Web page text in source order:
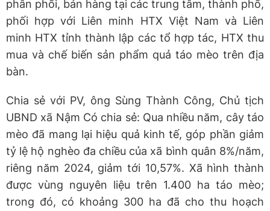
phân phối, bán hàng tại các trung tâm, thành phố,
phối hợp với Liên minh HTX Việt Nam và Liên
minh HTX tỉnh thành lập các tổ hợp tác, HTX thu
mua và chế biến sản phẩm quả táo mèo trên địa
bàn.
Chia sẻ với PV, ông Sùng Thành Công, Chủ tịch
UBND xã Nậm Có chia sẻ: Qua nhiều năm, cây táo
mèo đã mang lại hiệu quả kinh tế, góp phần giảm
tỷ lệ hộ nghèo đa chiều của xã bình quân 8%/năm,
riêng năm 2024, giảm tới 10,57%. Xã hình thành
được vùng nguyên liệu trên 1.400 ha táo mèo;
trong đó, có khoảng 300 ha đã cho thu hoạch